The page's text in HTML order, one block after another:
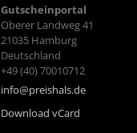
Gutscheinportal
Oberer Landweg 41
21035 Hamburg
Deutschland
+49 (40) 70010712
info@preishals.de
Download vCard